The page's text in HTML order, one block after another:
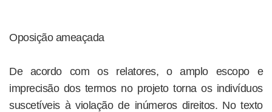
Oposição ameaçada
De acordo com os relatores, o amplo escopo e
imprecisão dos termos no projeto torna os indivíduos
suscetíveis à violação de inúmeros direitos. No texto